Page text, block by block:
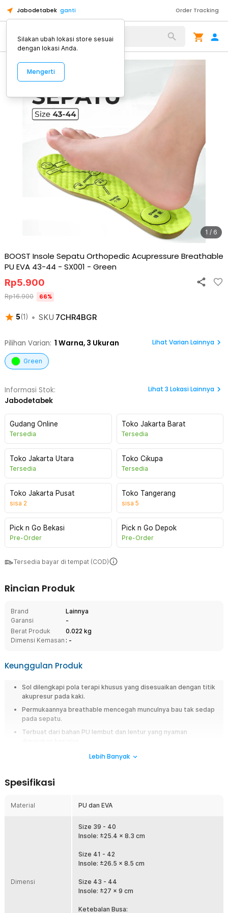
Jabodetabek ganti Order Tracking
Alat Kopi
1 / 6
BOOST Insole Sepatu Orthopedic Acupressure Breathable
PU EVA 43-44 - SX001 - Green
5(1 ) • SKU 7CHR4BGR
Rp5.900
Rp16.900 66%
Pilihan Varian: 1 Warna, 3 Ukuran Lihat Varian Lainnya
Green
Informasi Stok:
Jabodetabek
Lihat 3 Lokasi Lainnya
Gudang Online
Tersedia
Toko Jakarta Barat
Tersedia
Toko Jakarta Utara
Tersedia
Toko Cikupa
Tersedia
Toko Jakarta Pusat
sisa 2
Toko Tangerang
sisa 5
Pick n Go Bekasi
Pre-Order
Pick n Go Depok
Pre-Order
Tersedia bayar di tempat (COD)
Rincian Produk
Brand
Lainnya
Garansi
-
Berat Produk
0.022 kg
Dimensi Kemasan : -
Keunggulan Produk
Sol dilengkapi pola terapi khusus yang disesuaikan dengan titik
akupresur pada kaki.
Permukaannya breathable mencegah munculnya bau tak sedap
pada sepatu.
Terbuat dari bahan PU lembut dan lentur yang nyaman
Tersedia banyak pilihan ukuran yang bisa digunakan pria dan
Overview
atau berolahraga? Insole sepatu orthopedic dari BOOST hadir untuk
kombinasi material PU dan EVA yang lembut serta breathable, insole ini
membantu memberikan bantalan yang nyaman sekaligus menghadirkan
untuk berbagai aktivitas harian maupun olahraga.
memberikan sensasi pijatan ringan pada telapak kaki saat
Lebih Banyak
Spesifikasi
Material PU dan EVA
Dimensi
Size 39 - 40
Insole: ±25.4 x 8.3 cm
Size 41 - 42
Insole: ±26.5 x 8.5 cm
Size 43 - 44
Insole: ±27 x 9 cm
Ketebalan Busa:
Silakan ubah lokasi store sesuai
dengan lokasi Anda.
Mengerti